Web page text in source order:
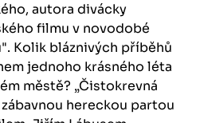
autora divácky
filmu v novodobé
Kolik bláznivých příběhů
jednoho krásného léta
městě? „Čistokrevná
hereckou partou